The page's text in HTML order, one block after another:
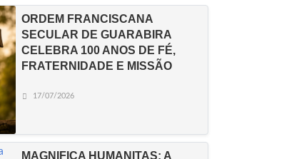
ORDEM FRANCISCANA
SECULAR DE GUARABIRA
CELEBRA 100 ANOS DE FÉ,
FRATERNIDADE E MISSÃO
17/07/2026
MAGNIFICA HUMANITAS: A